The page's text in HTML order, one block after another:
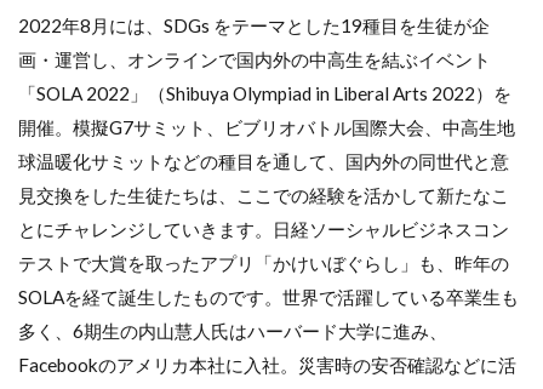
2022年8月には、SDGs をテーマとした19種目を生徒が企
画・運営し、オンラインで国内外の中高生を結ぶイベント
「SOLA 2022」（Shibuya Olympiad in Liberal Arts 2022）を
開催。模擬G7サミット、ビブリオバトル国際大会、中高生地
球温暖化サミットなどの種目を通して、国内外の同世代と意
見交換をした生徒たちは、ここでの経験を活かして新たなこ
とにチャレンジしていきます。日経ソーシャルビジネスコン
テストで大賞を取ったアプリ「かけいぼぐらし」も、昨年の
SOLAを経て誕生したものです。世界で活躍している卒業生も
多く、6期生の内山慧人氏はハーバード大学に進み、
Facebookのアメリカ本社に入社。災害時の安否確認などに活